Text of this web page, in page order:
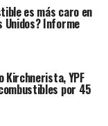
es más caro en
Unidos? Informe
Kirchnerista, YPF
por 45